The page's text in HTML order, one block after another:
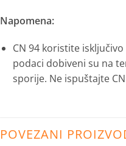
Napomena:
CN 94 koristite
podaci dobiveni su na
sporije. Ne ispuštajte
POVEZANI